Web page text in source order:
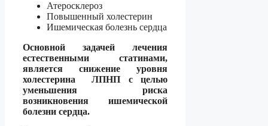
Атеросклероз
Повышенный холестерин
Ишемическая болезнь сердца
Основной задачей лечения
естественными статинами,
является снижение уровня
холестерина ЛПНП с целью
уменьшения риска
возникновения ишемической
болезни сердца.